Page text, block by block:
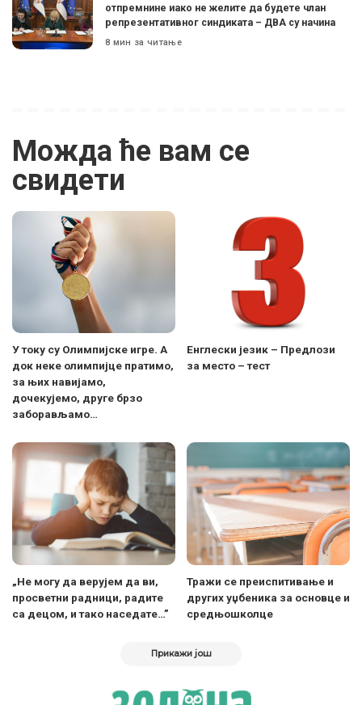
отпремнине иако не желите да будете члан
репрезентативног синдиката – ДВА су начина
8 мин за читање
Можда ће вам се
свидети
У току су Олимпијске игре. А
док неке олимпијце пратимо,
за њих навијамо,
дочекујемо, друге брзо
заборављамо…
Енглески језик – Предлози
за место – тест
„Не могу да верујем да ви,
просветни радници, радите
са децом, и тако наседате…”
Тражи се преиспитивање и
других уџбеника за основце и
средњошколце
Прикажи још